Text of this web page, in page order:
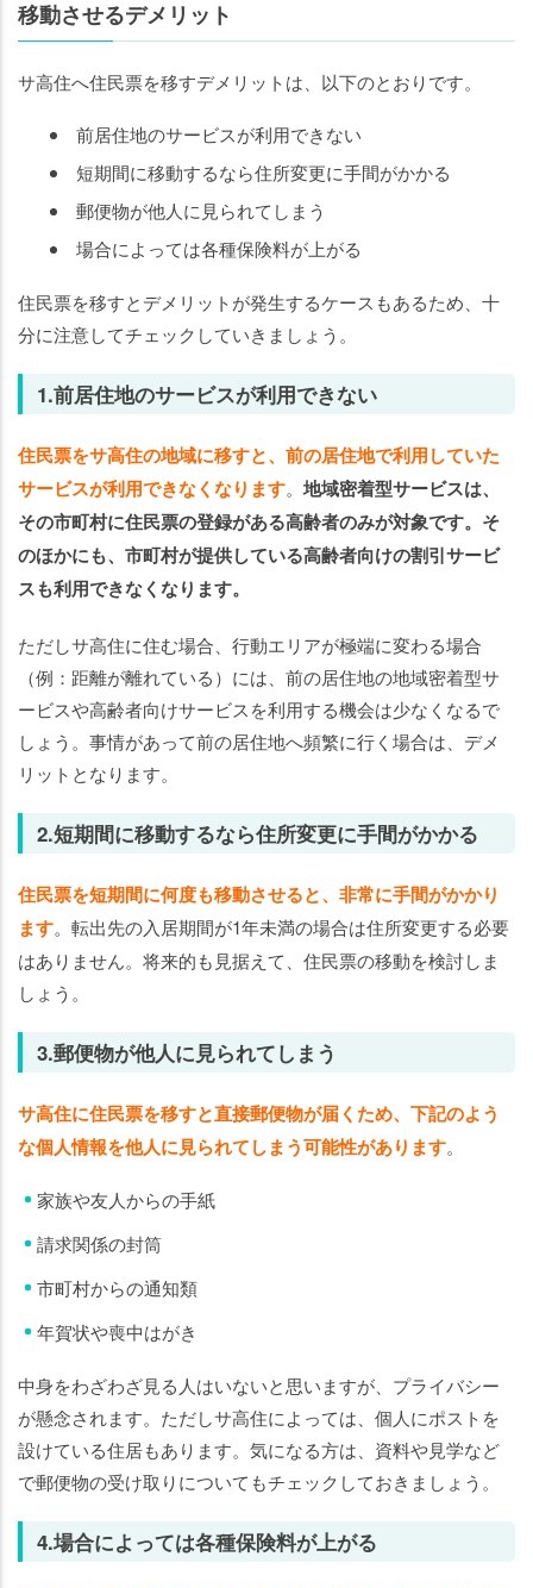
移動させるデメリット
サ高住へ住民票を移すデメリットは、以下のとおりです。
前居住地のサービスが利用できない
短期間に移動するなら住所変更に手間がかかる
郵便物が他人に見られてしまう
場合によっては各種保険料が上がる
住民票を移すとデメリットが発生するケースもあるため、十
分に注意してチェックしていきましょう。
1.前居住地のサービスが利用できない
住民票をサ高住の地域に移すと、前の居住地で利用していた
サービスが利用できなくなります。 地域密着型サービスは、
その市町村に住民票の登録がある高齢者のみが対象です。そ
のほかにも、市町村が提供している高齢者向けの割引サービ
スも利用できなくなります。
ただしサ高住に住む場合、行動エリアが極端に変わる場合
（例：距離が離れている）には、前の居住地の地域密着型サ
ービスや高齢者向けサービスを利用する機会は少なくなるで
しょう。事情があって前の居住地へ頻繁に行く場合は、デメ
リットとなります。
2.短期間に移動するなら住所変更に手間がかかる
住民票を短期間に何度も移動させると、非常に手間がかかり
ます。転出先の入居期間が1年未満の場合は住所変更する必要
はありません。将来的も見据えて、住民票の移動を検討しま
しょう。
3.郵便物が他人に見られてしまう
サ高住に住民票を移すと直接郵便物が届くため、下記のよう
な個人情報を他人に見られてしまう可能性があります。
家族や友人からの手紙
請求関係の封筒
市町村からの通知類
年賀状や喪中はがき
中身をわざわざ見る人はいないと思いますが、プライバシー
が懸念されます。ただしサ高住によっては、個人にポストを
設けている住居もあります。気になる方は、資料や見学など
で郵便物の受け取りについてもチェックしておきましょう。
4.場合によっては各種保険料が上がる